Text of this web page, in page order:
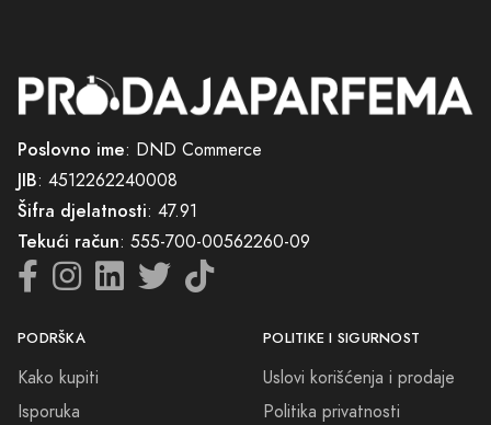
Poslovno ime: DND Commerce
JIB: 4512262240008
Šifra djelatnosti: 47.91
Tekući račun: 555-700-00562260-09
PODRŠKA
Kako kupiti
Isporuka
POLITIKE I SIGURNOST
Uslovi korišćenja i prodaje
Politika privatnosti